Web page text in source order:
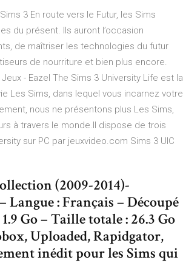
3 En route vers le Futur, les Sims
du présent. Ils auront l’occasion
de maîtriser les technologies du futur
de nourriture et bien plus encore.
- Eazel The Sims 3 University Life est la
Les Sims, dans lequel vous incarnez votre
nous ne présentons plus Les Sims,
à travers le monde.Il dispose de trois
sur PC par jeuxvideo.com Sims 3 UIC
(2009-2014)-
Langue : Français – Découpé
Go – Taille totale : 26.3 Go
Uploaded, Rapidgator,
inédit pour les Sims qui